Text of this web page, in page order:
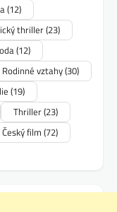
(12)
thriller(23)
(12)
Rodinné vztahy(30)
(19)
Thriller(23)
Český film (72)